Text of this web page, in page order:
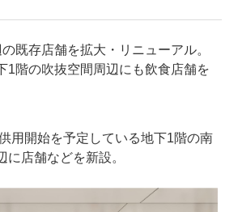
既存店舗を拡大・リニューアル。
1階の吹抜空間周辺にも飲食店舗を
用開始を予定している地下1階の南
店舗などを新設。